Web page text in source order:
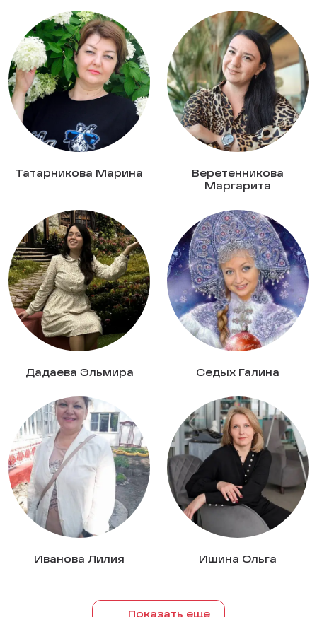
Татарникова Марина
Веретенникова
Маргарита
Дадаева Эльмира Седых Галина
Иванова Лилия Ишина Ольга
Показать еще